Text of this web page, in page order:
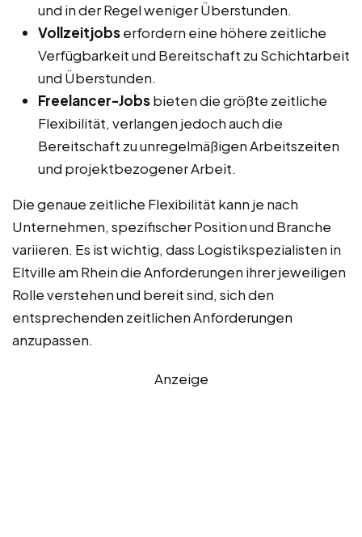
und in der Regel weniger Überstunden.
Vollzeitjobserfordern eine höhere zeitliche
Verfügbarkeit und Bereitschaft zu Schichtarbeit
und Überstunden.
Freelancer-Jobsbieten die größte zeitliche
Flexibilität, verlangen jedoch auch die
Bereitschaft zu unregelmäßigen Arbeitszeiten
und projektbezogener Arbeit.
Die genaue zeitliche Flexibilität kann je nach
Unternehmen, spezifischer Position und Branche
variieren. Es ist wichtig, dass Logistikspezialisten in
Eltville am Rhein die Anforderungen ihrer jeweiligen
Rolle verstehen und bereit sind, sich den
entsprechenden zeitlichen Anforderungen
anzupassen.
Anzeige